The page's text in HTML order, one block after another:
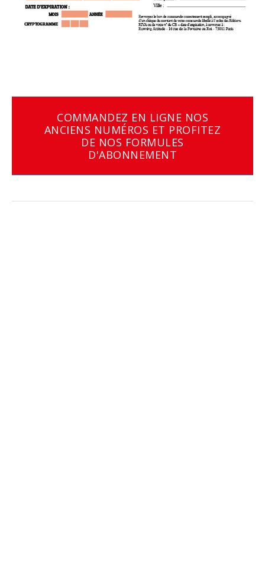
COMMANDEZ EN LIGNE NOS
ANCIENS NUMÉROS ET PROFITEZ
DE NOS FORMULES
D'ABONNEMENT